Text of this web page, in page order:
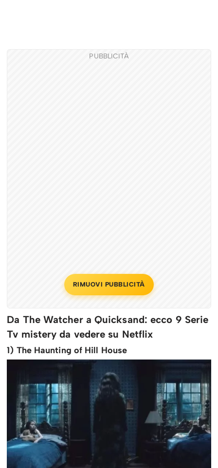
PUBBLICITÀ
RIMUOVI PUBBLICITÀ
Da The Watcher a Quicksand: ecco 9 Serie
Tv mistery da vedere su Netflix
1) The Haunting of Hill House